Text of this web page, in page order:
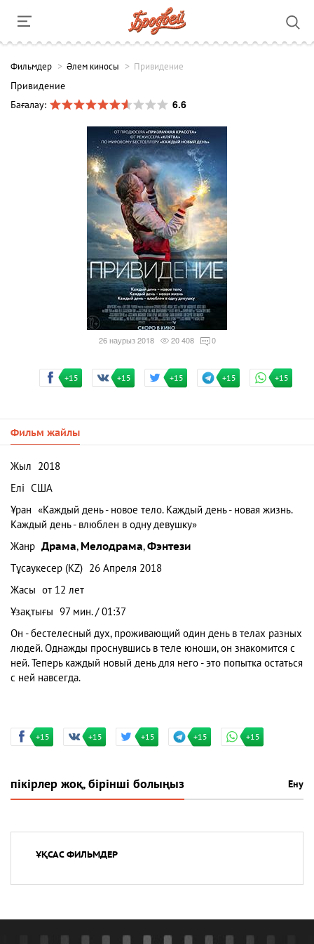
Фильмдер Әлем киносы Привидение
Привидение
Бағалау:
6.6
26 наурыз 2018 20 408 0
+15 +15 +15 +15 +15
Фильм жайлы
Жыл
2018
Елі США
Ұран «Каждый день - новое тело. Каждый день - новая жизнь.
Каждый день - влюблен в одну девушку»
Жанр Драма, Мелодрама,Фэнтези
Тұсаукесер (KZ) 26 Апреля 2018
Жасы от 12 лет
Ұзақтығы 97 мин. / 01:37
Он - бестелесный дух, проживающий один день в телах разных
людей. Однажды проснувшись в теле юноши, он знакомится с
ней. Теперь каждый новый день для него - это попытка остаться
с ней навсегда.
+15 +15 +15 +15 +15
пікірлер жоқ, бірінші болыңыз Ену
ҰҚСАС ФИЛЬМДЕР